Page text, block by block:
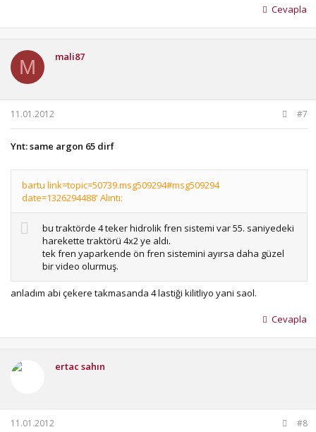
Cevapla
M mali87
11.01.2012 #7
Ynt: same argon 65 dirf
bartu link=topic=50739.msg509294#msg509294
date=1326294488' Alıntı:
bu traktörde 4 teker hidrolik fren sistemi var 55. saniyedeki
harekette traktörü 4x2 ye aldı.
tek fren yaparkende ön fren sistemini ayırsa daha güzel
bir video olurmuş.
anladım abi çekere takmasanda 4 lastiği kilitliyo yani saol.
Cevapla
ertac sahın
11.01.2012 #8